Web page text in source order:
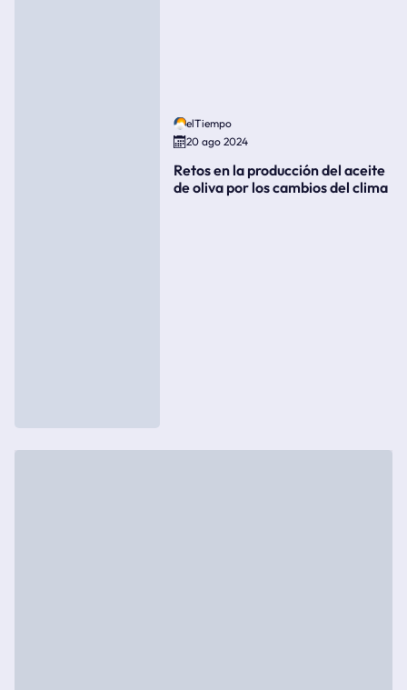
elTiempo
20 ago 2024
Retos en la producción del aceite
de oliva por los cambios del clima